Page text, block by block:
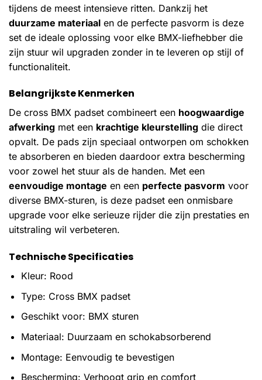
tijdens de meest intensieve ritten. Dankzij het
duurzame materiaal en de perfecte pasvorm is deze
set de ideale oplossing voor elke BMX-liefhebber die
zijn stuur wil upgraden zonder in te leveren op stijl of
functionaliteit.
Belangrijkste Kenmerken
De cross BMX padset combineert een hoogwaardige
afwerking met een krachtige kleurstelling die direct
opvalt. De pads zijn speciaal ontworpen om schokken
te absorberen en bieden daardoor extra bescherming
voor zowel het stuur als de handen. Met een
eenvoudige montage en een perfecte pasvorm voor
diverse BMX-sturen, is deze padset een onmisbare
upgrade voor elke serieuze rijder die zijn prestaties en
uitstraling wil verbeteren.
Technische Specificaties
Kleur: Rood
Type: Cross BMX padset
Geschikt voor: BMX sturen
Materiaal: Duurzaam en schokabsorberend
Montage: Eenvoudig te bevestigen
Bescherming: Verhoogt grip en comfort